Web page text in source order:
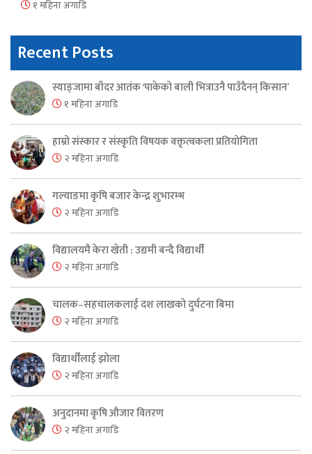
१ महिना अगाडि
Recent Posts
स्याङ्जामा बाँदर आतंक ‘पाकेको बाली भित्राउनै पाउँदैनन् किसान’
१ महिना अगाडि
हाम्रो संस्कार र संस्कृति विषयक वक्तृत्वकला प्रतियोगिता
२ महिना अगाडि
गल्याङमा कृषि बजार केन्द्र शुभारम्भ
२ महिना अगाडि
विद्यालयमै केरा खेती : उद्यमी बन्दै विद्यार्थी
२ महिना अगाडि
चालक–सहचालकलाई दश लाखको दुर्घटना बिमा
२ महिना अगाडि
विद्यार्थीलाई झोला
२ महिना अगाडि
अनुदानमा कृषि औजार वितरण
२ महिना अगाडि